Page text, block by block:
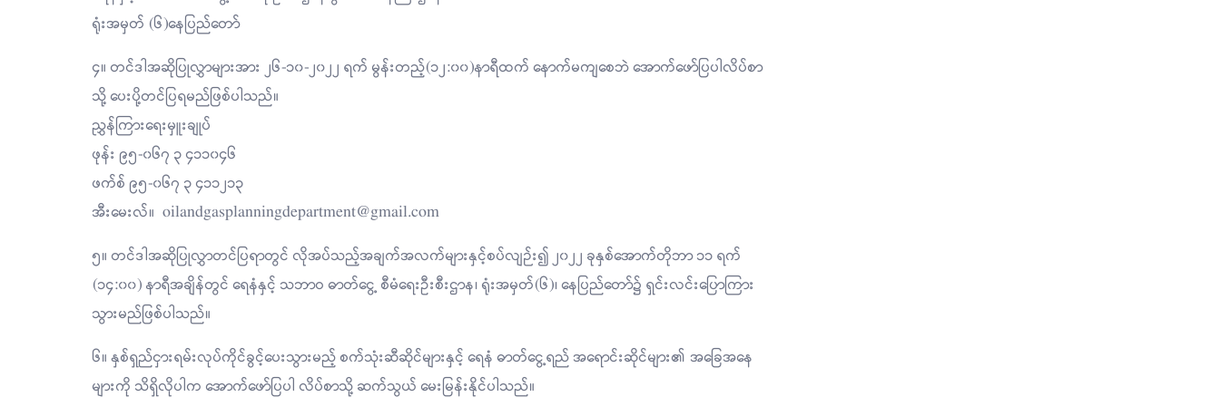
ရုံးအမှတ် (၆)နေပြည်တော်
၄။ တင်ဒါအဆိုပြုလွှာများအား ၂၆-၁၀-၂၀၂၂ ရက် မွန်းတည့်(၁၂:၀၀)နာရီထက် နောက်မကျစေဘဲ အောက်ဖော်ပြပါလိပ်စာ
သို့ ပေးပို့တင်ပြရမည်ဖြစ်ပါသည်။
ညွှန်ကြားရေးမှူးချုပ်
ဖုန်း ၉၅-၀၆၇ ၃ ၄၁၁၀၄၆
ဖက်စ် ၉၅-၀၆၇ ၃ ၄၁၁၂၁၃
အီးမေးလ်။ oilandgasplanningdepartment@gmail.com
၅။ တင်ဒါအဆိုပြုလွှာတင်ပြရာတွင် လိုအပ်သည့်အချက်အလက်များနှင့်စပ်လျဉ်း၍ ၂၀၂၂ ခုနှစ်အောက်တိုဘာ ၁၁ ရက်
(၁၄:၀၀) နာရီအချိန်တွင် ရေနံနှင့် သဘာဝ ဓာတ်ငွေ့ စီမံရေးဦးစီးဌာန၊ ရုံးအမှတ်(၆)၊ နေပြည်တော်၌ ရှင်းလင်းပြောကြား
သွားမည်ဖြစ်ပါသည်။
၆။ နှစ်ရှည်ငှားရမ်းလုပ်ကိုင်ခွင့်ပေးသွားမည့် စက်သုံးဆီဆိုင်များနှင့် ရေနံ ဓာတ်ငွေ့ရည် အရောင်းဆိုင်များ၏ အခြေအနေ
များကို သိရှိလိုပါက အောက်ဖော်ပြပါ လိပ်စာသို့ ဆက်သွယ် မေးမြန်းနိုင်ပါသည်။